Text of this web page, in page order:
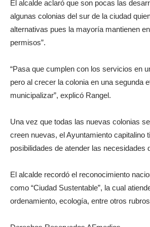
El alcalde aclaró que son pocas las
algunas colonias del sur de la ciudad
alternativas pues la mayoría mantienen
permisos”.
“Pasa que cumplen con los servicios en
pero al crecer la colonia en una segunda
municipalizar”, explicó Rangel.
Una vez que todas las nuevas colonias
creen nuevas, el Ayuntamiento capitalino
posibilidades de atender las necesidades
El alcalde recordó el reconocimiento
como “Ciudad Sustentable”, la cual
ordenamiento, ecología, entre otros